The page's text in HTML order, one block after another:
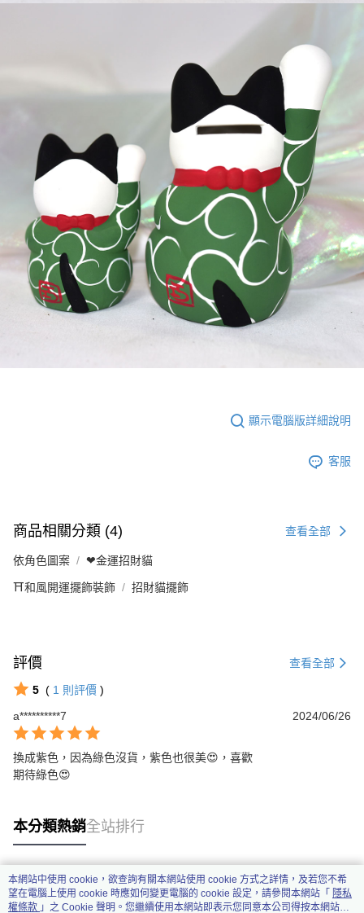
顯示電腦版詳細說明
客服
商品相關分類 (4) 查看全部
依角色圖案 ❤金運招財貓
⛩️和風開運擺飾裝飾 招財貓擺飾
評價 查看全部
5 ( 1 則評價 )
a**********7
2024/06/26
換成紫色，因為綠色沒貨，紫色也很美😍，喜歡
期待綠色😍
本分類熱銷全站排行
熱門標籤
本網站中使用 cookie，欲查詢有關本網站使用 cookie 方式之詳情，及若您不希
望在電腦上使用 cookie 時應如何變更電腦的 cookie 設定，請參閱本網站「 隱私
權條款 」之 Cookie 聲明。您繼續使用本網站即表示您同意本公司得按本網站使